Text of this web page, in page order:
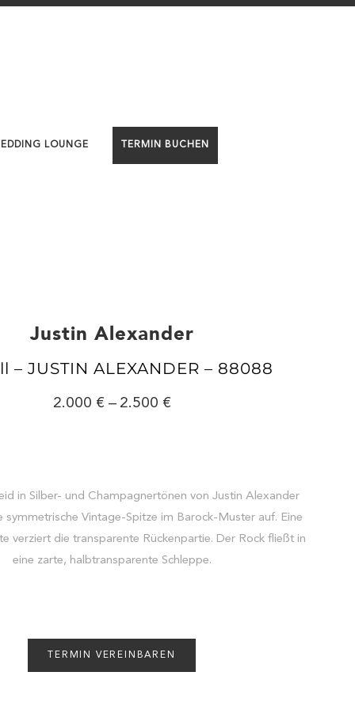
LOUNGE TERMIN BUCHEN
Justin Alexander
– JUSTIN ALEXANDER – 88088
2.000 – 2.500
in Silber- und Champagnertönen von Justin Alexander
symmetrische Vintage-Spitze im Barock-Muster auf. Eine
verziert die transparente Rückenpartie. Der Rock fließt in
eine zarte, halbtransparente Schleppe.
TERMIN VEREINBAREN